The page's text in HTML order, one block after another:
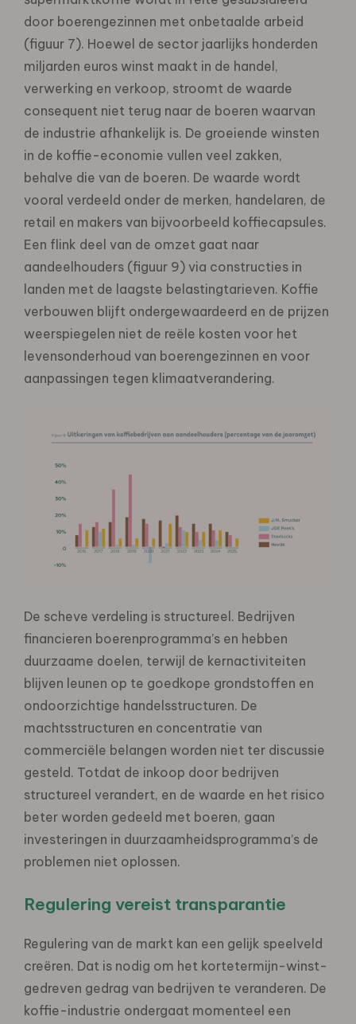
door boerengezinnen met onbetaalde arbeid
(figuur 7). Hoewel de sector jaarlijks honderden
miljarden euros winst maakt in de handel,
verwerking en verkoop, stroomt de waarde
consequent niet terug naar de boeren waarvan
de industrie afhankelijk is. De groeiende winsten
in de koffie-economie vullen veel zakken,
behalve die van de boeren. De waarde wordt
vooral verdeeld onder de merken, handelaren, de
retail en makers van bijvoorbeeld koffiecapsules.
Een flink deel van de omzet gaat naar
aandeelhouders (figuur 9) via constructies in
landen met de laagste belastingtarieven. Koffie
verbouwen blijft ondergewaardeerd en de prijzen
weerspiegelen niet de reële kosten voor het
levensonderhoud van boerengezinnen en voor
aanpassingen tegen klimaatverandering.
De scheve verdeling is structureel. Bedrijven
financieren boerenprogramma’s en hebben
duurzaame doelen, terwijl de kernactiviteiten
blijven leunen op te goedkope grondstoffen en
ondoorzichtige handelsstructuren. De
machtsstructuren en concentratie van
commerciële belangen worden niet ter discussie
gesteld. Totdat de inkoop door bedrijven
structureel verandert, en de waarde en het risico
beter worden gedeeld met boeren, gaan
investeringen in duurzaamheidsprogramma’s de
problemen niet oplossen.
Regulering vereist transparantie
Regulering van de markt kan een gelijk speelveld
creëren. Dat is nodig om het kortetermijn-winst-
gedreven gedrag van bedrijven te veranderen. De
koffie-industrie ondergaat momenteel een